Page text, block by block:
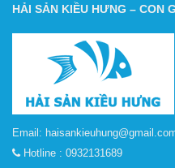
HẢI SẢN KIỀU HƯNG – CON
Email:
Hotline : 0932131689